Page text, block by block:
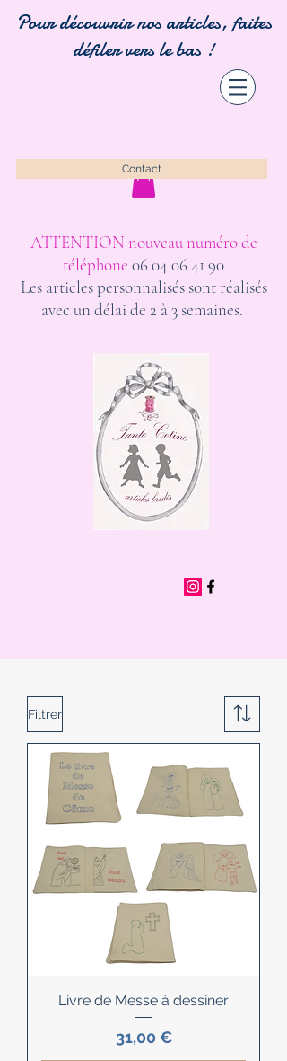
Pour découvrir nos articles, faites
défiler vers le bas !
Contact
ATTENTION nouveau numéro de
téléphone 06 04 06 41 90
Les articles personnalisés sont réalisés
avec un délai de 2 à 3 semaines.
Filtrer
Livre de Messe à dessiner
Prix
31,00 €